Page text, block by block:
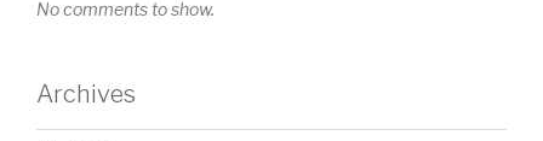
No comments to show.
Archives